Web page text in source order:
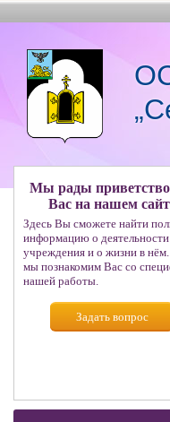
Мы рады
Вас на нашем
Здесь Вы сможете найти
информацию о деятельности
учреждения и о жизни в
мы познакомим Вас со
нашей работы.
Задать вопрос